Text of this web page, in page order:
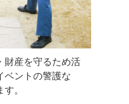
財産を守るため活
ベントの警護な
。